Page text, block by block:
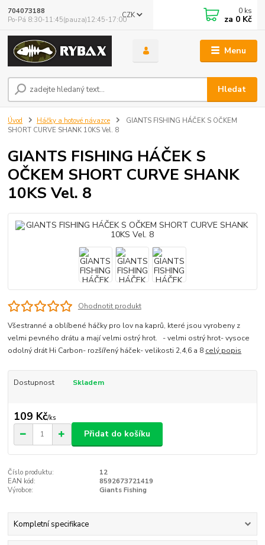
Menu
CZK
Hledat
704073188
Po-Pá 8:30-11:45(pauza)12:45-17:00
0 ks
za 0 Kč
Úvod Háčky a hotové návazce
GIANTS FISHING HÁČEK S OČKEM
SHORT CURVE SHANK 10KS Vel. 8
GIANTS FISHING HÁČEK S
OČKEM SHORT CURVE SHANK
10KS Vel. 8
Ohodnotit produkt
Všestranné a oblíbené háčky pro lov na kaprů, které jsou vyrobeny z
velmi pevného drátu a mají velmi ostrý hrot. - velmi ostrý hrot- vysoce
odolný drát Hi Carbon- rozšířený háček- velikosti 2,4,6 a 8 celý popis
Dostupnost Skladem
109 Kč/ks
Přidat do košíku
Číslo produktu:
12
EAN kód:
8592673721419
Výrobce:
Giants Fishing
Kompletní specifikace